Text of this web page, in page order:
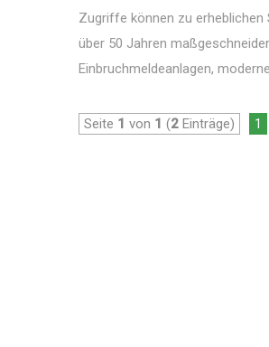
Zugriffe können zu erheblichen
über 50 Jahren
Einbruchmeldeanlagen,
Seite 1 von 1 (2 Einträge) 1